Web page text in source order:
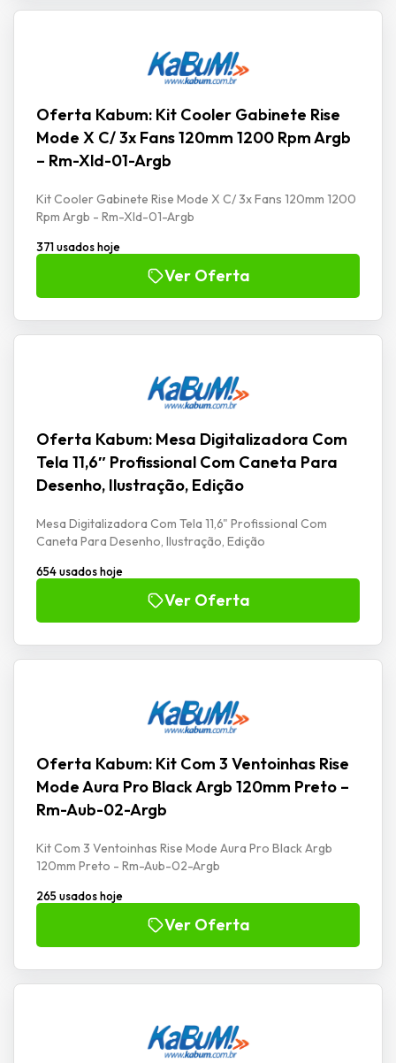
Oferta Kabum: Kit Cooler Gabinete Rise
Mode X C/ 3x Fans 120mm 1200 Rpm Argb
– Rm-Xld-01-Argb
Kit Cooler Gabinete Rise Mode X C/ 3x Fans 120mm 1200
Rpm Argb - Rm-Xld-01-Argb
371 usados hoje
Ver Oferta
Oferta Kabum: Mesa Digitalizadora Com
Tela 11,6″ Profissional Com Caneta Para
Desenho, Ilustração, Edição
Mesa Digitalizadora Com Tela 11,6" Profissional Com
Caneta Para Desenho, Ilustração, Edição
654 usados hoje
Ver Oferta
Oferta Kabum: Kit Com 3 Ventoinhas Rise
Mode Aura Pro Black Argb 120mm Preto –
Rm-Aub-02-Argb
Kit Com 3 Ventoinhas Rise Mode Aura Pro Black Argb
120mm Preto - Rm-Aub-02-Argb
265 usados hoje
Ver Oferta